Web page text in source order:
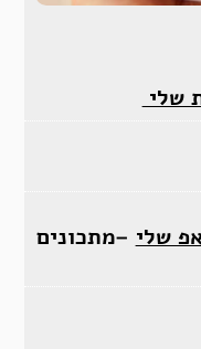
שלי
שלי –מתכונים